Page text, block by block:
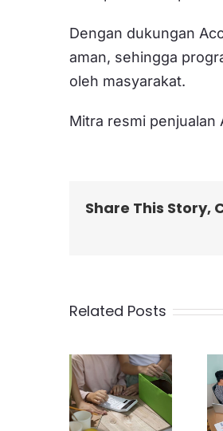
Dengan dukungan
aman, sehingga
oleh masyarakat.
Mitra resmi penjualan
Share This Story,
Related Posts